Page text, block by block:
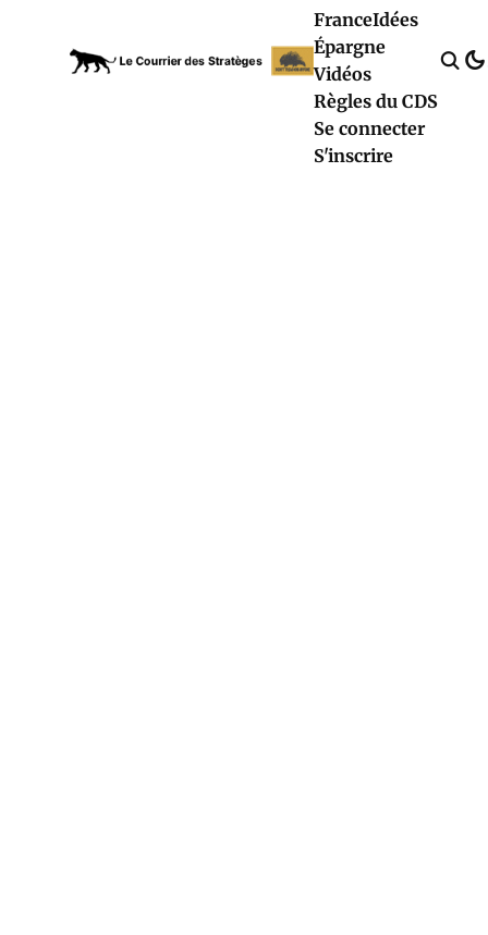
FranceIdées
Épargne
Vidéos
Règles du CDS
Se connecter
S'inscrire